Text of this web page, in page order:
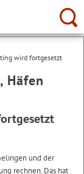
wird fortgesetzt
Häfen
und der
rechnen. Das hat